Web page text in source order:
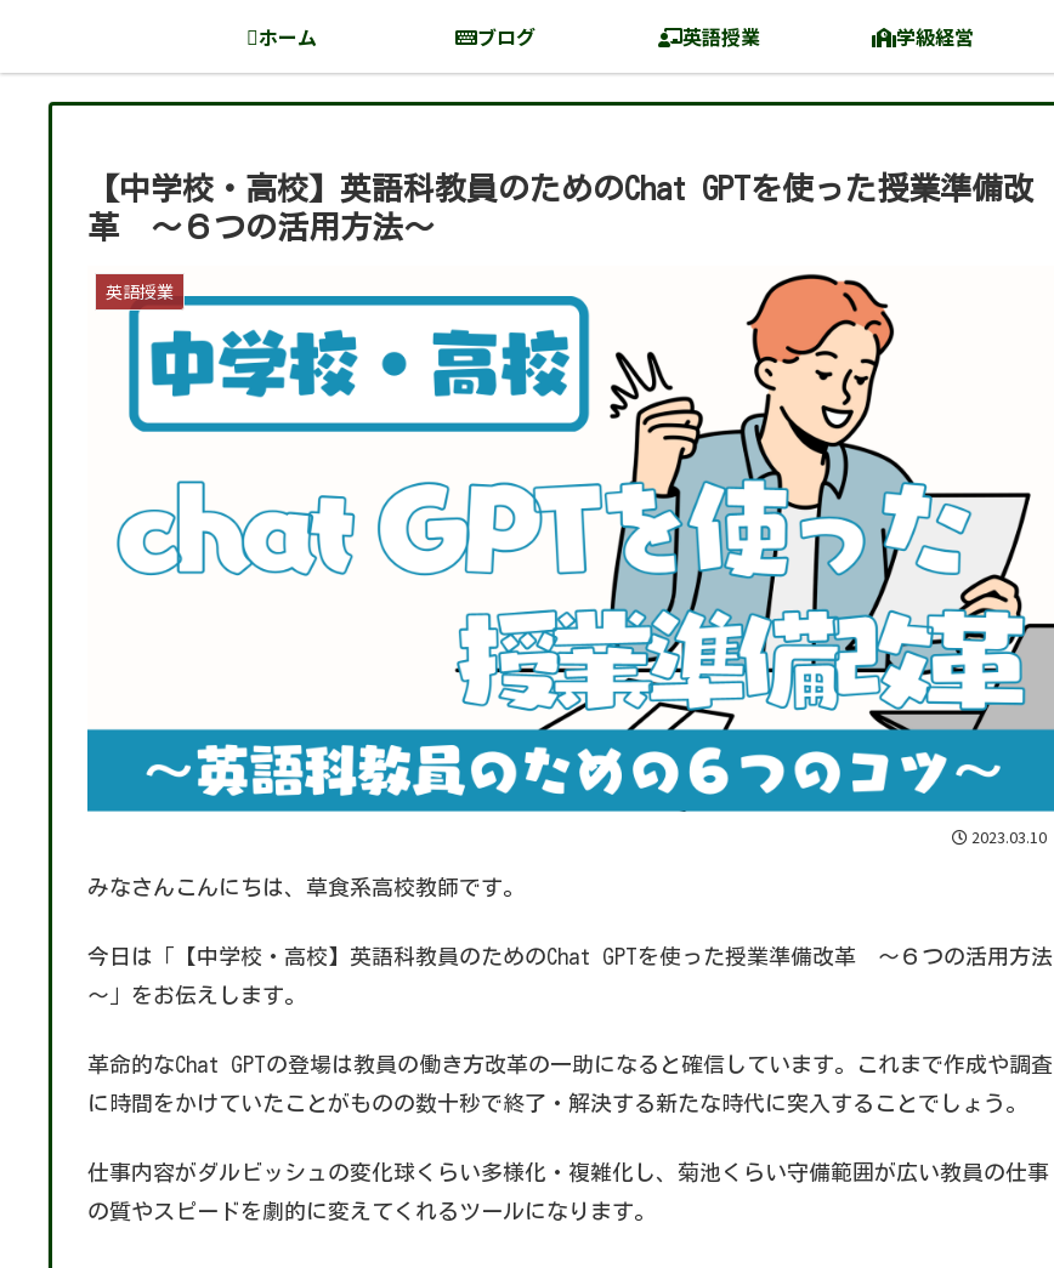
ホーム ブログ 英語授業 学級経営
【中学校・高校】英語科教員のためのChat GPTを使った授業準備改
革 〜６つの活用方法〜
英語授業
2023.03.10
みなさんこんにちは、草食系高校教師です。
今日は「【中学校・高校】英語科教員のためのChat GPTを使った授業準備改革 ～６つの活用方法
～」をお伝えします。
革命的なChat GPTの登場は教員の働き方改革の一助になると確信しています。これまで作成や調査
に時間をかけていたことがものの数十秒で終了・解決する新たな時代に突入することでしょう。
仕事内容がダルビッシュの変化球くらい多様化・複雑化し、菊池くらい守備範囲が広い教員の仕事
の質やスピードを劇的に変えてくれるツールになります。